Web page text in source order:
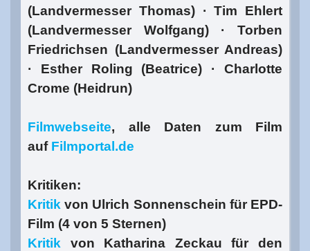
(Landvermesser Thomas) · Tim Ehlert
(Landvermesser Wolfgang) · Torben
Friedrichsen (Landvermesser Andreas)
· Esther Roling (Beatrice) · Charlotte
Crome (Heidrun)
Filmwebseite, alle Daten zum Film
auf Filmportal.de
Kritiken:
Kritik von Ulrich Sonnenschein für EPD-
Film (4 von 5 Sternen)
Kritik von Katharina Zeckau für den